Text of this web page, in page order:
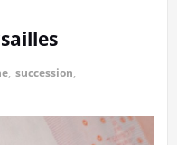
, succession,